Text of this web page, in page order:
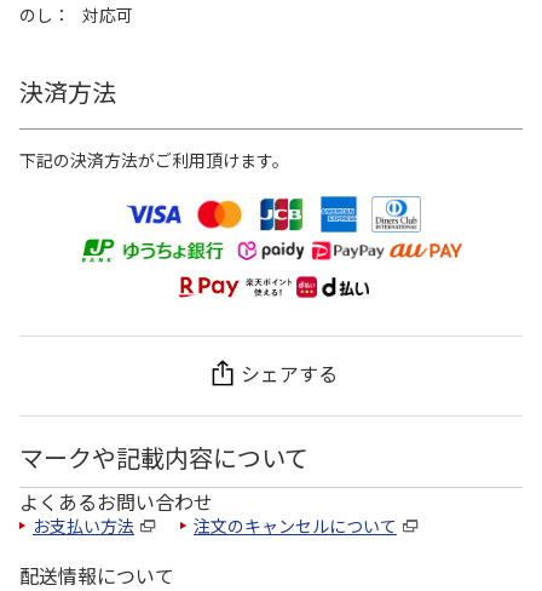
のし
対応可
決済方法
下記の決済方法がご利用頂けます。
シェアする
マークや記載内容について
よくあるお問い合わせ
お支払い方法 注文のキャンセルについて
配送情報について